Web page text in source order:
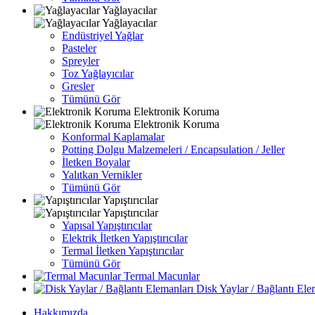
Yağlayacılar
Yağlayacılar
Endüstriyel Yağlar
Pasteler
Spreyler
Toz Yağlayıcılar
Gresler
Tümünü Gör
Elektronik Koruma
Elektronik Koruma
Konformal Kaplamalar
Potting Dolgu Malzemeleri / Encapsulation / Jeller
İletken Boyalar
Yalıtkan Vernikler
Tümünü Gör
Yapıştırıcılar
Yapıştırıcılar
Yapısal Yapıştırıcılar
Elektrik İletken Yapıştırıcılar
Termal İletken Yapıştırıcılar
Tümünü Gör
Termal Macunlar
Disk Yaylar / Bağlantı
Hakkımızda